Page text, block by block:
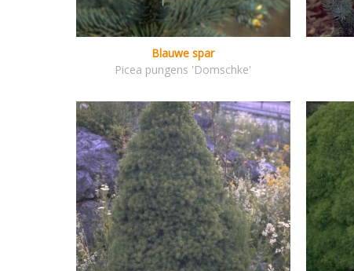
Blauwe spar
Picea pungens 'Domschke'